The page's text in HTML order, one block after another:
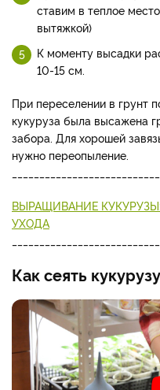
ставим в теплое
вытяжкой)
К моменту высадки
10-15 см.
При переселении в грунт
кукуруза была высажена
забора. Для хорошей
нужно переопыление.
ВЫРАЩИВАНИЕ
УХОДА
Как сеять